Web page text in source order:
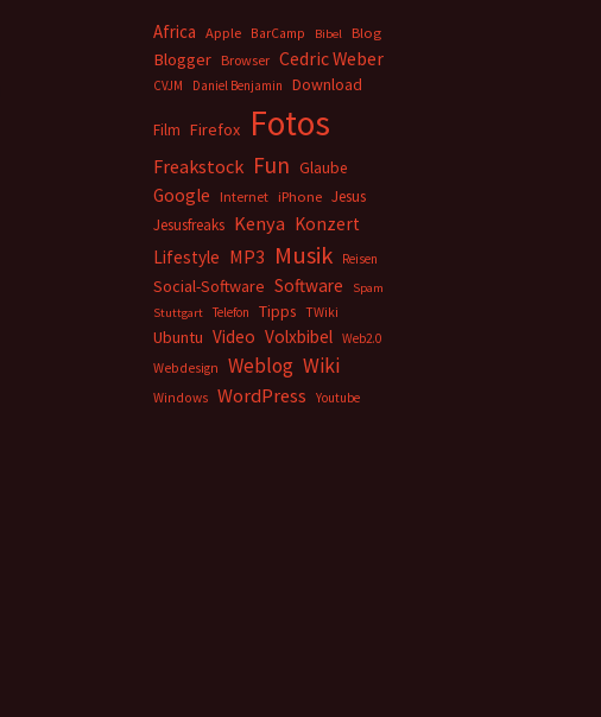
Africa Apple BarCamp Bibel Blog
Blogger Browser Cedric Weber
CVJM Daniel Benjamin Download
Film Firefox Fotos
Freakstock Fun Glaube
Google Internet iPhone Jesus
Jesusfreaks Kenya Konzert
Lifestyle MP3 Musik Reisen
Social-Software Software
Spam
Stuttgart
Telefon Tipps TWiki
Ubuntu Video Volxbibel Web2.0
Webdesign
Weblog Wiki
Windows WordPress Youtube